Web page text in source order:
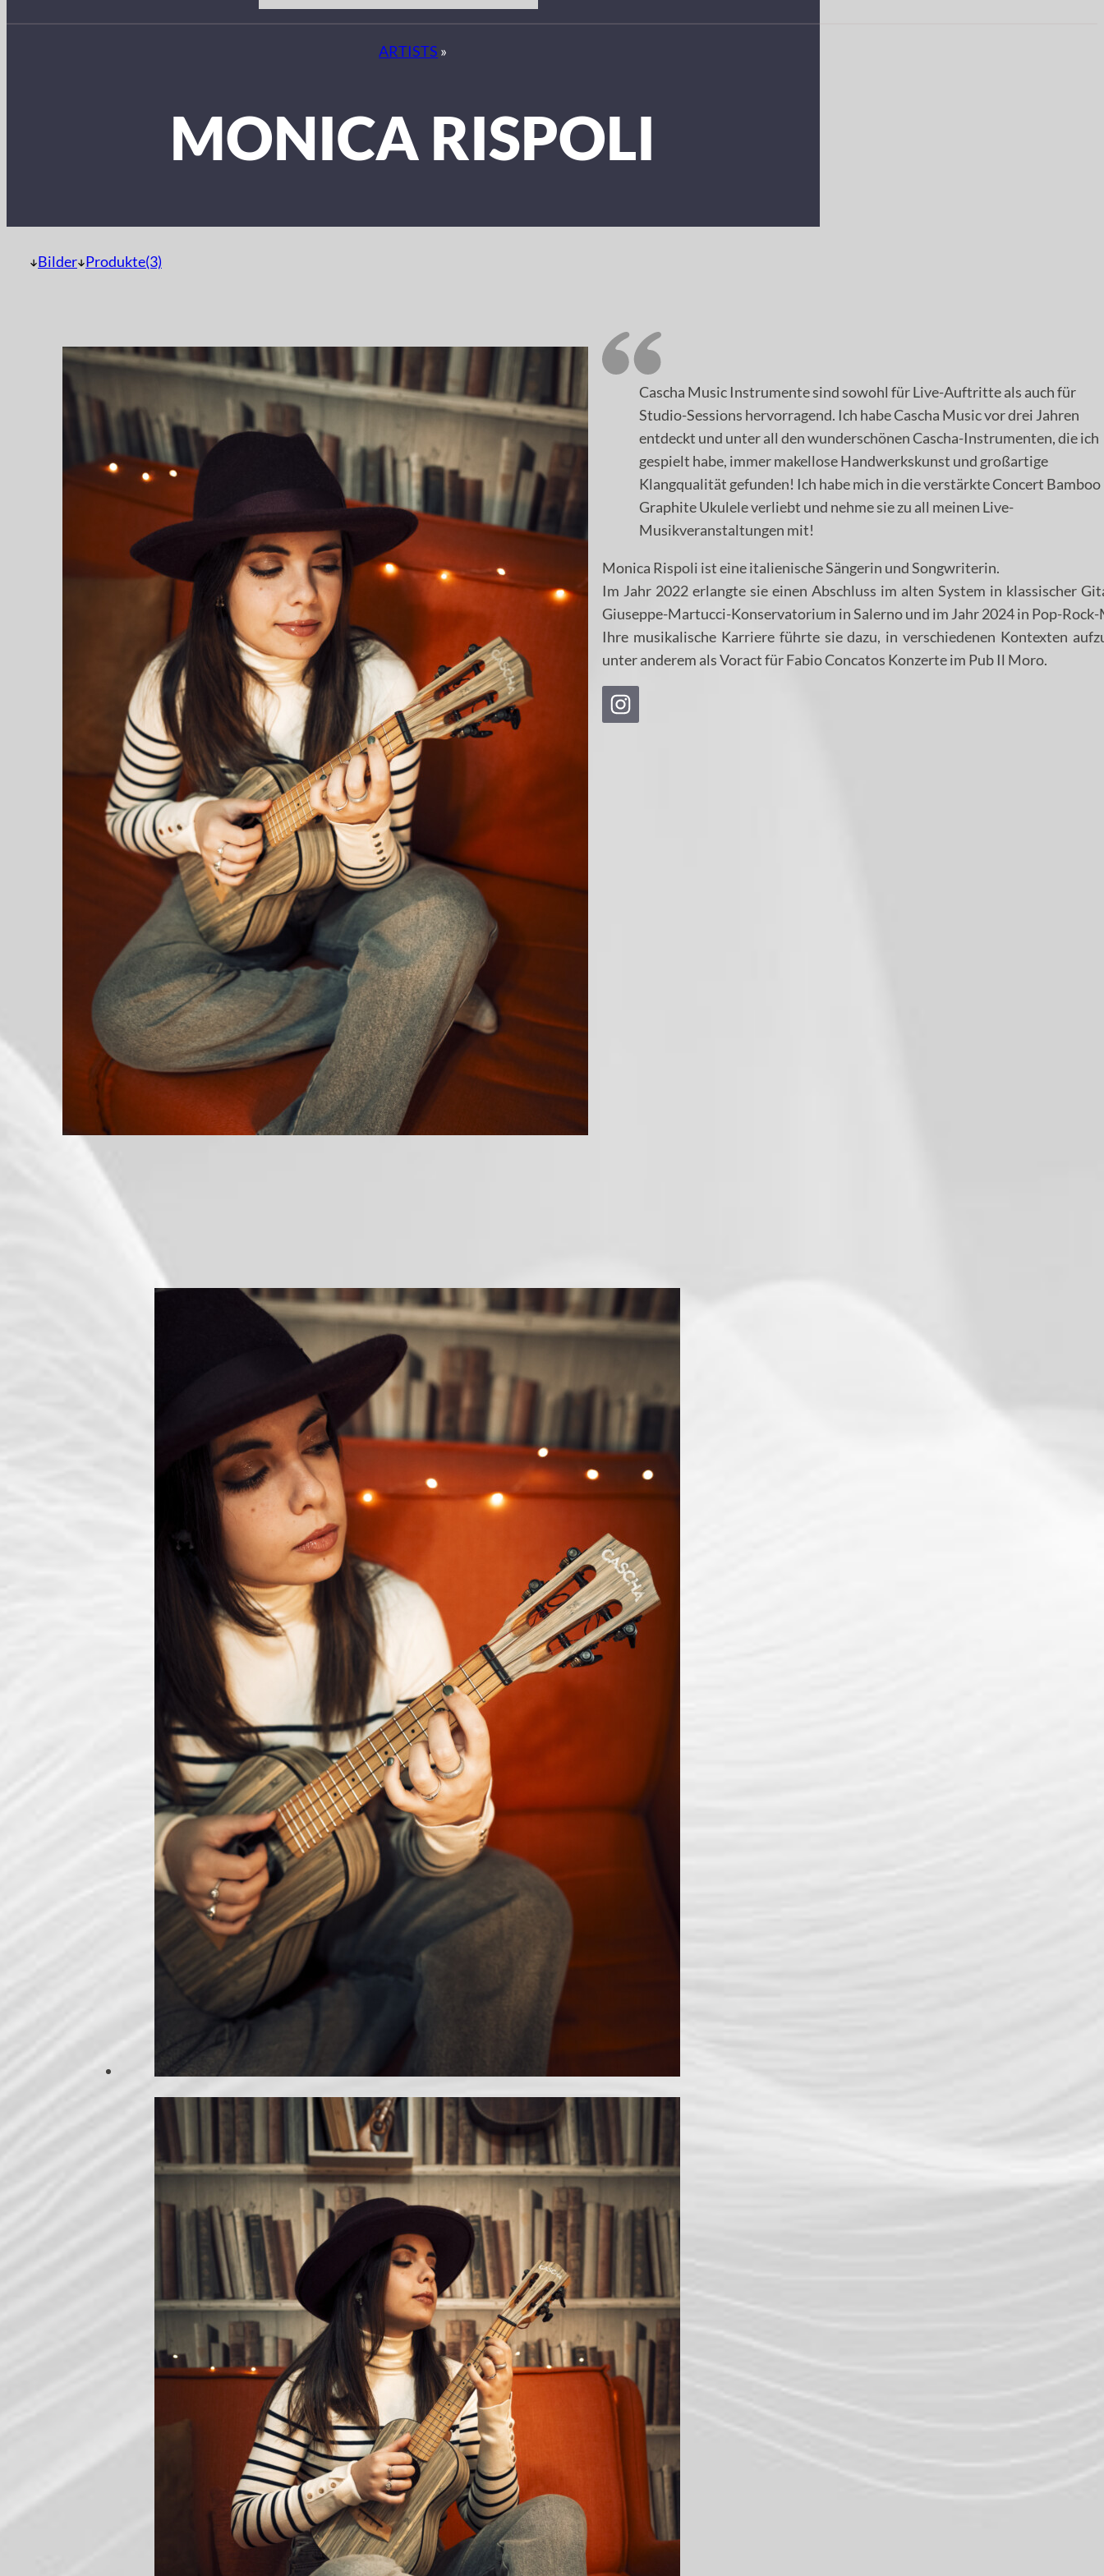
ARTISTS »
MONICA RISPOLI
Bilder Produkte(3)
Cascha Music Instrumente sind sowohl für Live-Auftritte als auch für
Studio-Sessions hervorragend. Ich habe Cascha Music vor drei Jahren
entdeckt und unter all den wunderschönen Cascha-Instrumenten, die ich
gespielt habe, immer makellose Handwerkskunst und großartige
Klangqualität gefunden! Ich habe mich in die verstärkte Concert Bamboo
Graphite Ukulele verliebt und nehme sie zu all meinen Live-
Musikveranstaltungen mit!
Monica Rispoli ist eine italienische Sängerin und Songwriterin.
Im Jahr 2022 erlangte sie einen Abschluss im alten System in klassischer
Giuseppe-Martucci-Konservatorium in Salerno und im Jahr 2024 in Pop-
Ihre musikalische Karriere führte sie dazu, in verschiedenen Kontexten
unter anderem als Voract für Fabio Concatos Konzerte im Pub Il Moro.